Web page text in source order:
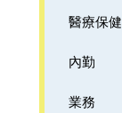
醫療保健
內勤
業務